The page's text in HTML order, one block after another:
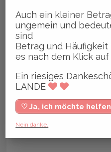
Auch ein kleiner
ungemein und
sind
Betrag und
es nach dem Klick
Ein riesiges
LANDE
♡ Ja, ich möchte helfen
Nein danke.